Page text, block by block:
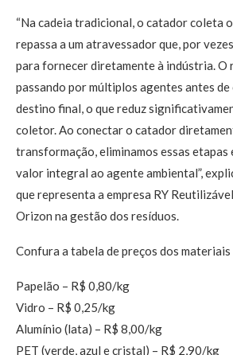
“Na cadeia tradicional, o catador coleta
repassa a um atravessador que, por
para fornecer diretamente à indústria. O
passando por múltiplos agentes antes de
destino final, o que reduz
coletor. Ao conectar o catador
transformação, eliminamos essas etapas
valor integral ao agente ambiental”,
que representa a empresa RY
Orizon na gestão dos resíduos.
Confura a tabela de preços dos
Papelão – R$ 0,80/kg
Vidro – R$ 0,25/kg
Alumínio (lata) – R$ 8,00/kg
PET (verde, azul e cristal) – R$ 2,90/kg